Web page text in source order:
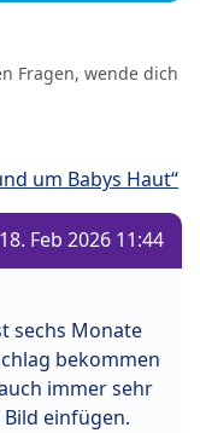
Fragen, wende dich
um Babys Haut“
18. Feb 2026 11:44
sechs Monate
bekommen
immer sehr
einfügen.